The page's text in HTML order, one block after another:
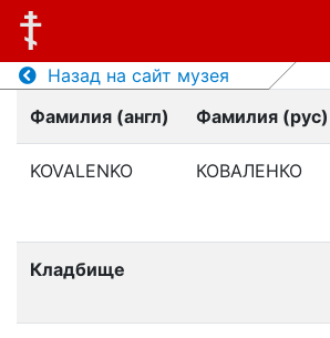
Назад на сайт музея
Фамилия (англ)
Фамилия (рус)
KOVALENKO КОВАЛЕНКО
Кладбище